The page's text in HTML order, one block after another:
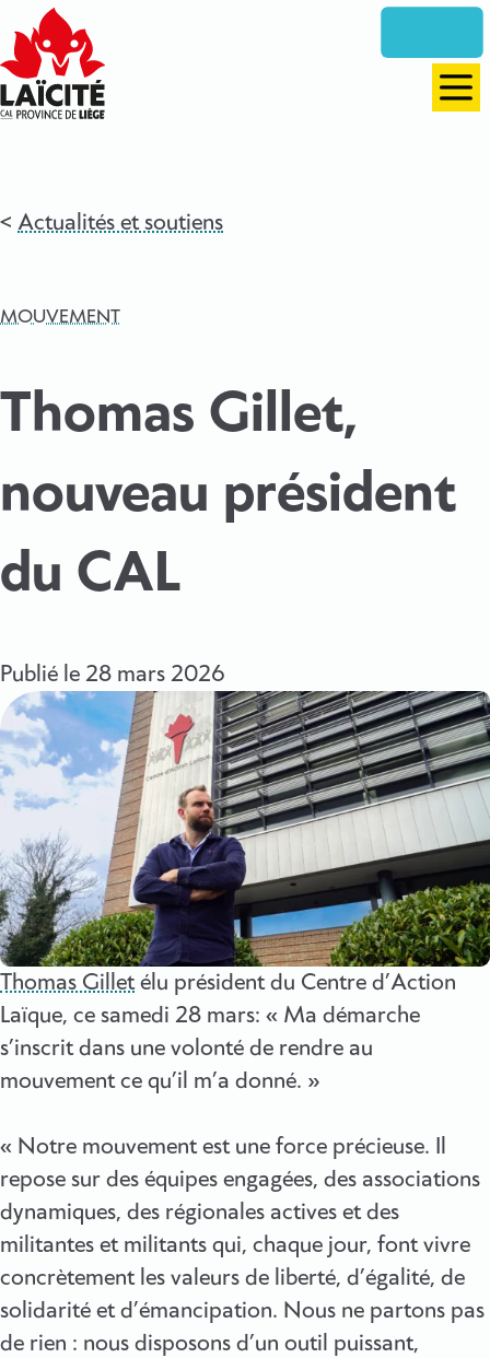
directement
vers
le
contenu
Actualités et soutiens
MOUVEMENT
Thomas Gillet,
nouveau président
du CAL
Publié le 28 mars 2026
Thomas Gilletélu président du Centre d’Action
Laïque, ce samedi 28 mars: « Ma démarche
s’inscrit dans une volonté de rendre au
mouvement ce qu’il m’a donné. »
« Notre mouvement est une force précieuse. Il
repose sur des équipes engagées, des associations
dynamiques, des régionales actives et des
militantes et militants qui, chaque jour, font vivre
concrètement les valeurs de liberté, d’égalité, de
solidarité et d’émancipation. Nous ne partons pas
de rien : nous disposons d’un outil puissant,